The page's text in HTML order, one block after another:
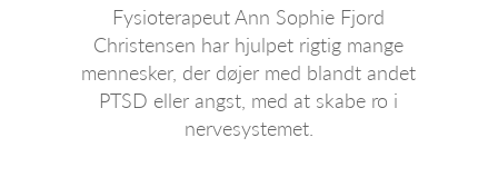
Fysioterapeut Ann Sophie Fjord
Christensen har hjulpet rigtig mange
mennesker, der døjer med blandt andet
PTSD eller angst, med at skabe ro i
nervesystemet.